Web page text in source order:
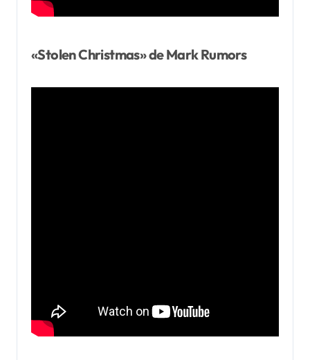
«Stolen Christmas» de Mark Rumors